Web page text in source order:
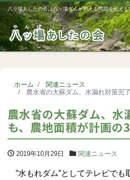
八ッ場あしたの会は八ッ場ダムが抱える問題を伝える
ホーム
関連ニュース
農水省の大蘇ダム、水漏れ対策完了するも
農水省の大蘇ダム、水
も、農地面積が計画の
2019年10月29日 関連ニュース
”水もれダム”としてテレビでも